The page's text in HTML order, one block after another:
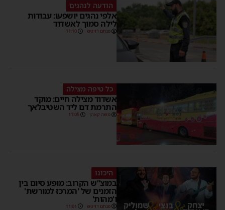
הודעה לנהגים
אלפי נהגים יושפעו: עבודות
לילה סמוך לאשדוד
מנחם דויטש 11:10
כל טיפה מצילה
אשדוד מצילה חיים: מוקד
התרמת דם ליד השטיבלאך
משה קאהן 11:05
היכונו
במוצ”ש הקרוב: מופע סיום בין
הזמנים של 'המרכז למורשת'
ו'מהות'
מנחם דויטש 11:01